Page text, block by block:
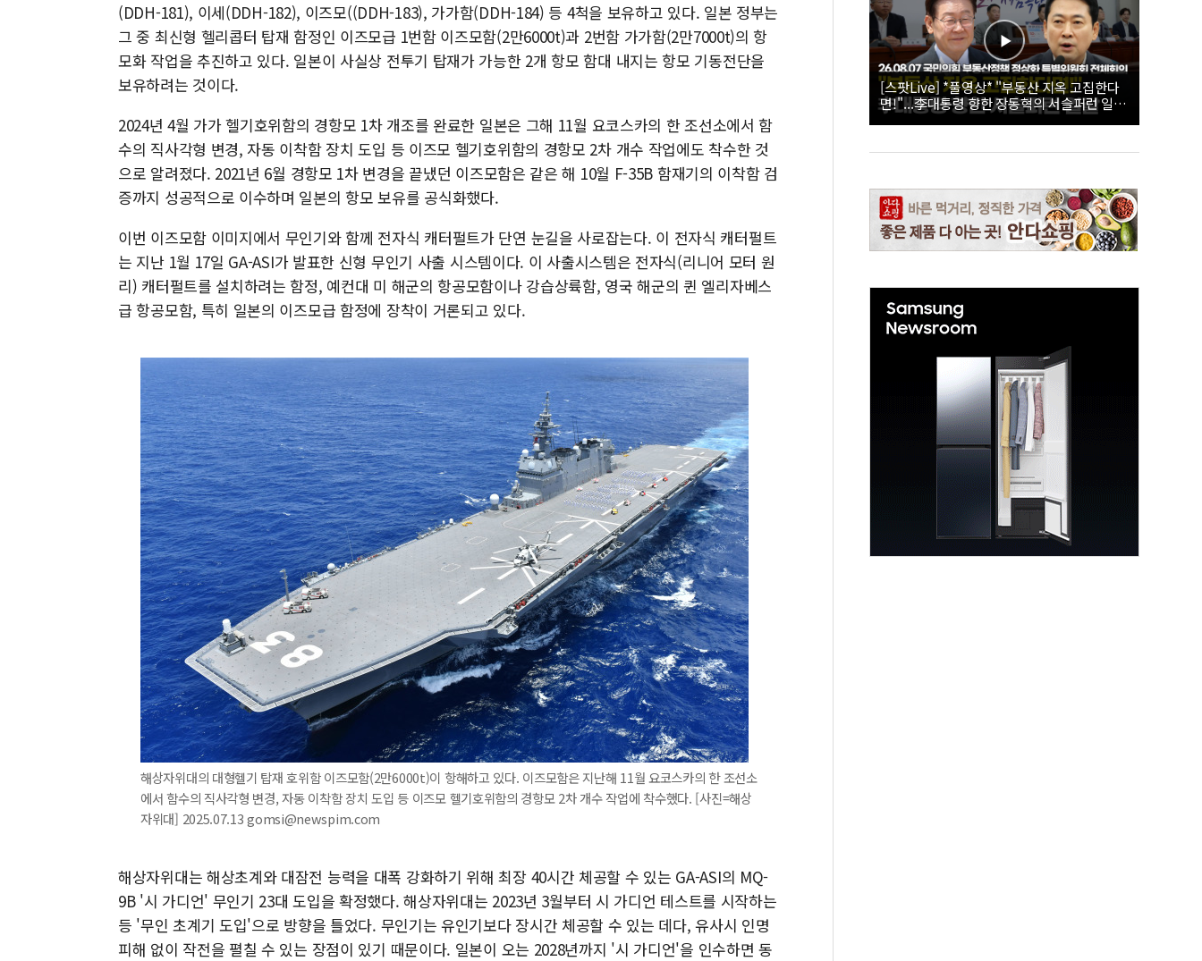
(DDH-181), 이세(DDH-182), 이즈모((DDH-183), 가가함(DDH-184) 등 4척을 보유하고 있다. 일본 정부는
그 중 최신형 헬리콥터 탑재 함정인 이즈모급 1번함 이즈모함(2만6000t)과 2번함 가가함(2만7000t)의 항
모화 작업을 추진하고 있다. 일본이 사실상 전투기 탑재가 가능한 2개 항모 함대 내지는 항모 기동전단을
보유하려는 것이다.
2024년 4월 가가 헬기호위함의 경항모 1차 개조를 완료한 일본은 그해 11월 요코스카의 한 조선소에서 함
수의 직사각형 변경, 자동 이착함 장치 도입 등 이즈모 헬기호위함의 경항모 2차 개수 작업에도 착수한 것
으로 알려졌다. 2021년 6월 경항모 1차 변경을 끝냈던 이즈모함은 같은 해 10월 F-35B 함재기의 이착함 검
증까지 성공적으로 이수하며 일본의 항모 보유를 공식화했다.
이번 이즈모함 이미지에서 무인기와 함께 전자식 캐터펄트가 단연 눈길을 사로잡는다. 이 전자식 캐터펄트
는 지난 1월 17일 GA-ASI가 발표한 신형 무인기 사출 시스템이다. 이 사출시스템은 전자식(리니어 모터 원
리) 캐터펄트를 설치하려는 함정, 예컨대 미 해군의 항공모함이나 강습상륙함, 영국 해군의 퀸 엘리자베스
급 항공모함, 특히 일본의 이즈모급 함정에 장착이 거론되고 있다.
해상자위대의 대형헬기 탑재 호위함 이즈모함(2만6000t)이 항해하고 있다. 이즈모함은 지난해 11월 요코스카의 한 조선소
에서 함수의 직사각형 변경, 자동 이착함 장치 도입 등 이즈모 헬기호위함의 경항모 2차 개수 작업에 착수했다. [사진=해상
자위대] 2025.07.13 gomsi@newspim.com
해상자위대는 해상초계와 대잠전 능력을 대폭 강화하기 위해 최장 40시간 체공할 수 있는 GA-ASI의 MQ-
9B '시 가디언' 무인기 23대 도입을 확정했다. 해상자위대는 2023년 3월부터 시 가디언 테스트를 시작하는
등 '무인 초계기 도입'으로 방향을 틀었다. 무인기는 유인기보다 장시간 체공할 수 있는 데다, 유사시 인명
피해 없이 작전을 펼칠 수 있는 장점이 있기 때문이다. 일본이 오는 2028년까지 '시 가디언'을 인수하면 동
[스팟Live] *풀영상* "부동산 지옥 고집한다
면!"...李대통령 향한 장동혁의 서슬퍼런 일갈
| 26.08.07 국민의힘 부동산정책 정상화 특별